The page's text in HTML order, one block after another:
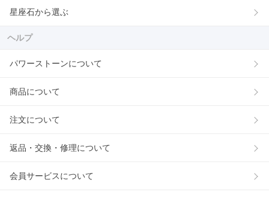
星座石から選ぶ
ヘルプ
パワーストーンについて
商品について
注文について
返品・交換・修理について
会員サービスについて